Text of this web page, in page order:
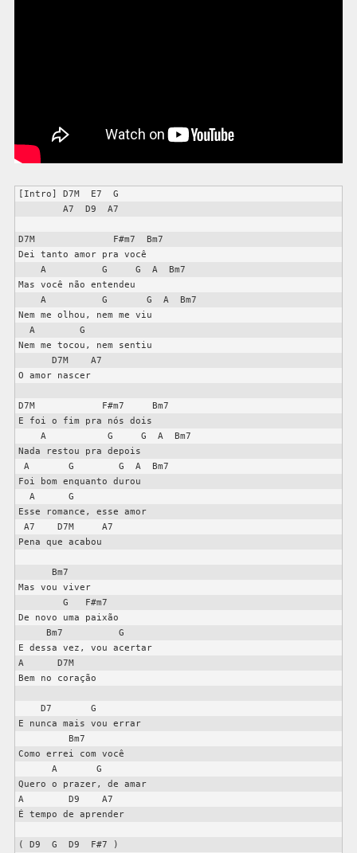
[Intro] D7M  E7  G
D7M              F#m7  Bm7
Dei tanto amor pra você
Mas você não entendeu
Nem me olhou, nem me viu
Nem me tocou, nem sentiu
O amor nascer
D7M            F#m7     Bm7
E foi o fim pra nós dois
Nada restou pra depois
Foi bom enquanto durou
Esse romance, esse amor
Pena que acabou
Mas vou viver
De novo uma paixão
E dessa vez, vou acertar
A      D7M
Bem no coração
E nunca mais vou errar
Como errei com você
Quero o prazer, de amar
A        D9    A7
É tempo de aprender
( D9  G  D9  F#7 )